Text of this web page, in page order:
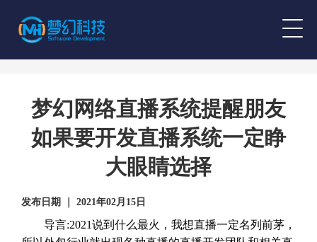
梦幻网络直播系统提醒朋友
如果要开发直播系统一定睁
大眼睛选择
发布日期 ｜ 2021年02月15日
导言:2021说到什么最火，我想直播一定名列前茅，